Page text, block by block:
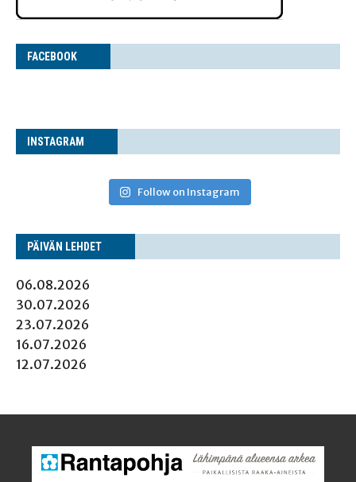
FACE­BOOK
INS­TA­GRAM
Follow on Instagram
PÄI­VÄN LEHDET
06.08.2026
30.07.2026
23.07.2026
16.07.2026
12.07.2026